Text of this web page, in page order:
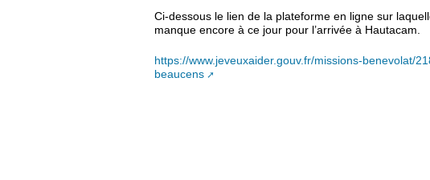
Ci-dessous le lien de la plateforme en ligne sur
manque encore à ce jour pour l’arrivée à Hautacam.
https://www.jeveuxaider.gouv.fr/missions-benevolat/
beaucens